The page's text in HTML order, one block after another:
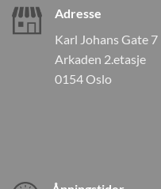
Adresse
Karl Johans Gate 7
Arkaden 2.etasje
0154 Oslo